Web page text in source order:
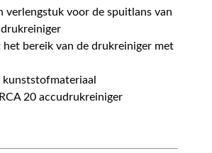
verlengstuk voor de spuitlans van
het bereik van de drukreiniger met
20 accudrukreiniger